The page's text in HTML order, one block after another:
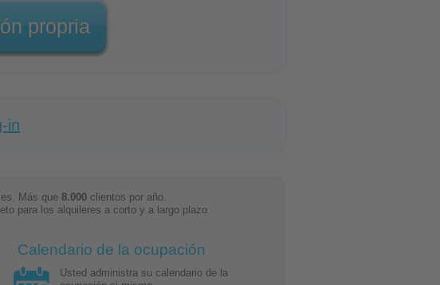
propria
in
Más que 8.000 clientos por año.
para los alquileres a corto y a largo plazo
Calendario de la ocupación
Usted administra su calendario de la
contacts